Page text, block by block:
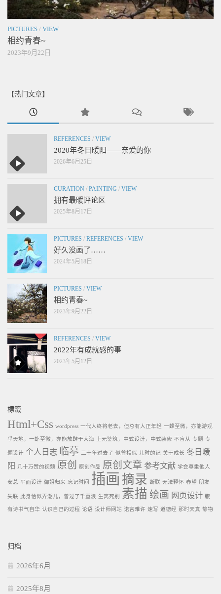
PICTURES / VIEW
相约青春~
2023年9月22日
【热门文章】
REFERENCES / VIEW
2020年冬日暖阳——亲爱的你
2026年6月25日
CURATION / PAINTING / VIEW
拥有最暖评论区
2025年8月17日
PICTURES / REFERENCES / VIEW
好久没画了……
2024年5月18日
PICTURES / VIEW
相约青春~
2023年9月22日
REFERENCES / VIEW
2022年有成就感的事
2023年5月12日
標籤
Html+Css wordpress 一代人终将老去，但总有人正年轻 一蜂至微，亦能游观
乎天地，一虲至微，亦能放肆于大海 上元鉴筑，中式设计，中式装修 不盲从 专题 专
题设计 个人日志 临摹 二十年过去了 似曾相似 儿时的记 关于成长 冬日暖
阳
几十万赞的视频 原创 原创作品 原创文章 参考文献 学会尊重他人
安总 平面设计 御姐归来 忘记时间 插画 摘录 断联 无法释怀 春望 朋友
失联 此身恰似弄潮儿，曾过了千重浪 生离死别 素描 绘画 网页设计 腹
有诗书气自华 认识自己的过程 论语 设计师网站 诺言难许 速写 道德经 那时天真 静物
归档
2026年6月
2025年8月